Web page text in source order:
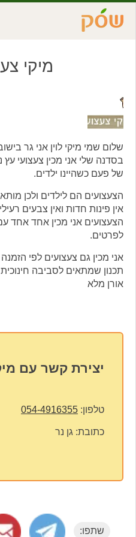
מיקי
שלום שמי מיקי לוין אני גר
בסדנה שלי אני מכין צעצועי
של פעם כשהיינו ילדים.
הצעצועים הם לילדים ולכן
אין פינות חדות ואין צבעים
הצעצועים אני מכין אחד אחד
לפרטים.
אני מכין גם צעצועים לפי הזמנה
תכנון שמתאים לסביבה
אורן מלא
יצירת קשר עם
טלפון: 054-4916355
כתובת: גן נר
שתפו: